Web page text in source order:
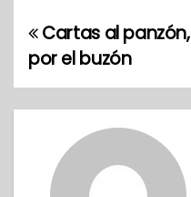
N
a
v
Cartas al panzón,
por el buzón